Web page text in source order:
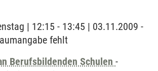
| 12:15 - 13:45 | 03.11.2009 -
fehlt
Berufsbildenden Schulen -